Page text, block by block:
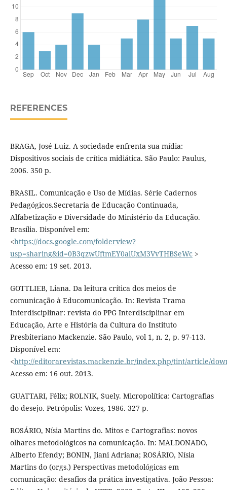
REFERENCES
BRAGA, José Luiz. A sociedade enfrenta sua mídia:
Dispositivos sociais de crítica midiática. São Paulo: Paulus,
2006. 350 p.
BRASIL. Comunicação e Uso de Mídias. Série Cadernos
Pedagógicos.Secretaria de Educação Continuada,
Alfabetização e Diversidade do Ministério da Educação.
Brasília. Disponível em:
<https://docs.google.com/folderview?
usp=sharing&id=0B3qzwUftmEY0alUxM3VvTHBSeWc>
Acesso em: 19 set. 2013.
GOTTLIEB, Liana. Da leitura crítica dos meios de
comunicação à Educomunicação. In: Revista Trama
Interdisciplinar: revista do PPG Interdisciplinar em
Educação, Arte e História da Cultura do Instituto
Presbiteriano Mackenzie. São Paulo, vol 1, n. 2, p. 97-113.
Disponível em:
<http://editorarevistas.mackenzie.br/index.php/tint/article/
Acesso em: 16 out. 2013.
GUATTARI, Félix; ROLNIK, Suely. Micropolítica: Cartografias
do desejo. Petrópolis: Vozes, 1986. 327 p.
ROSÁRIO, Nísia Martins do. Mitos e Cartografias: novos
olhares metodológicos na comunicação. In: MALDONADO,
Alberto Efendy; BONIN, Jiani Adriana; ROSÁRIO, Nísia
Martins do (orgs.) Perspectivas metodológicas em
comunicação: desafios da prática investigativa. João Pessoa: